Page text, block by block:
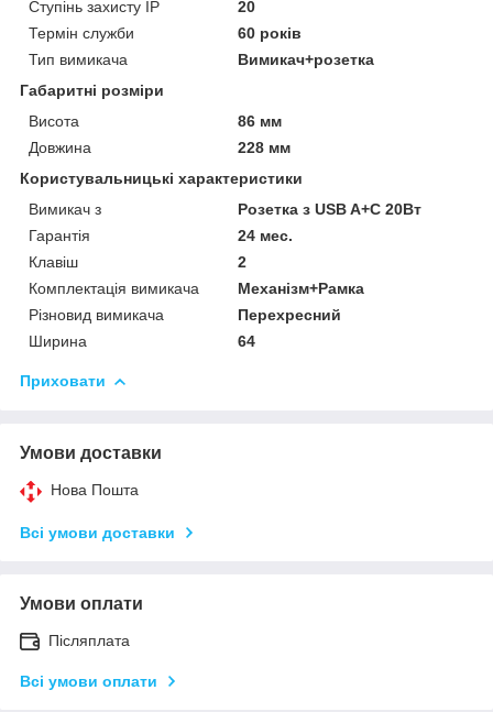
Ступінь захисту IP
20
Термін служби
60 років
Тип вимикача
Вимикач+розетка
Габаритні розміри
Висота
86 мм
Довжина
228 мм
Користувальницькі характеристики
Вимикач з
Розетка з USB A+C 20Вт
Гарантія
24 мес.
Клавіш
2
Комплектація вимикача
Механізм+Рамка
Різновид вимикача
Перехресний
Ширина
64
Приховати
Умови доставки
Нова Пошта
Всі умови доставки
Умови оплати
Післяплата
Всі умови оплати